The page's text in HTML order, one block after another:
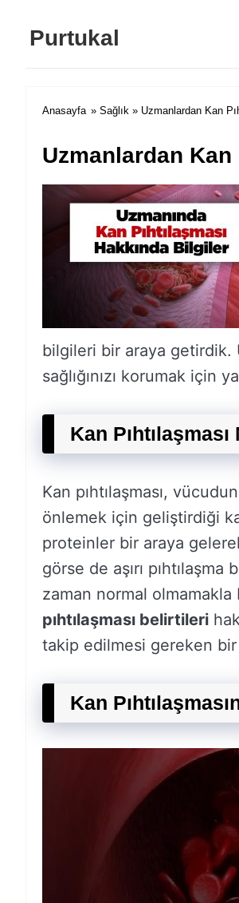
Purtukal
Anasayfa » Sağlık » Uzmanlardan Kan
Uzmanlardan Kan
bilgileri bir araya getirdik.
sağlığınızı korumak için
Kan
Kan pıhtılaşması,
önlemek için geliştirdiği
proteinler bir araya
görse de aşırı pıhtılaşma
zaman normal
pıhtılaşması belirtileri
takip edilmesi gereken
Kan